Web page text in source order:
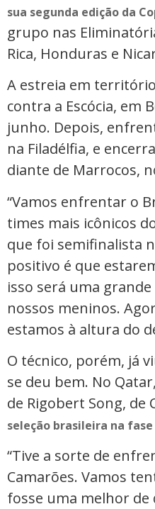
sua segunda edição da
grupo nas
Rica, Honduras e
A estreia em
contra a Escócia, em
junho. Depois,
na Filadélfia, e
diante de Marrocos,
“Vamos enfrentar o
times mais icônicos
que foi semifinalista
positivo é que
isso será uma
nossos meninos.
estamos à altura do
O técnico, porém, já
se deu bem. No
de Rigobert Song, de
seleção brasileira na
“Tive a sorte de
Camarões. Vamos
fosse uma melhor de